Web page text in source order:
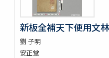
上月記外諸家系図
曾文定公全集 20巻首1巻末1巻
口逰
矢ひらき聞書
蟇目之口决
新板全補天下便用文
劉 子明
安正堂